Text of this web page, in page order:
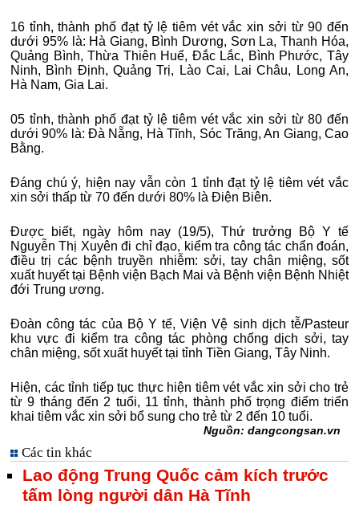
16 tỉnh, thành phố đạt tỷ lệ tiêm vét vắc xin sởi từ 90 đến
dưới 95% là: Hà Giang, Bình Dương, Sơn La, Thanh Hóa,
Quảng Bình, Thừa Thiên Huế, Đắc Lắc, Bình Phước, Tây
Ninh, Bình Định, Quảng Trị, Lào Cai, Lai Châu, Long An,
Hà Nam, Gia Lai.
05 tỉnh, thành phố đạt tỷ lệ tiêm vét vắc xin sởi từ 80 đến
dưới 90% là: Đà Nẵng, Hà Tĩnh, Sóc Trăng, An Giang, Cao
Bằng.
Đáng chú ý, hiện nay vẫn còn 1 tỉnh đạt tỷ lệ tiêm vét vắc
xin sởi thấp từ 70 đến dưới 80% là Điện Biên.
Được biết, ngày hôm nay (19/5), Thứ trưởng Bộ Y tế
Nguyễn Thị Xuyên đi chỉ đạo, kiểm tra công tác chẩn đoán,
điều trị các bệnh truyền nhiễm: sởi, tay chân miệng, sốt
xuất huyết tại Bệnh viện Bạch Mai và Bệnh viện Bệnh Nhiệt
đới Trung ương.
Đoàn công tác của Bộ Y tế, Viện Vệ sinh dịch tễ/Pasteur
khu vực đi kiểm tra công tác phòng chống dịch sởi, tay
chân miệng, sốt xuất huyết tại tỉnh Tiền Giang, Tây Ninh.
Hiện, các tỉnh tiếp tục thực hiện tiêm vét vắc xin sởi cho trẻ
từ 9 tháng đến 2 tuổi, 11 tỉnh, thành phố trọng điểm triển
khai tiêm vắc xin sởi bổ sung cho trẻ từ 2 đến 10 tuổi.
Nguồn: dangcongsan.vn
Các tin khác
Lao động Trung Quốc cảm kích trước
tấm lòng người dân Hà Tĩnh